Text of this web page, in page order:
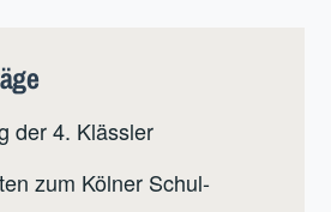
der 4. Klässler
zum Kölner Schul-